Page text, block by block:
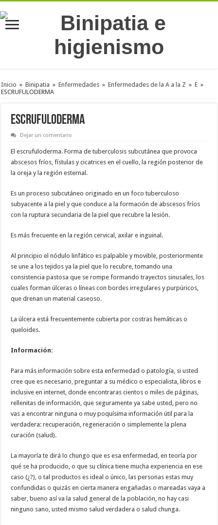
Inicio » Binipatia » Enfermedades » Enfermedades de la A a la Z » E »
ESCRUFULODERMA
ESCRUFULODERMA
Dejar un comentario
El escrufuloderma. Forma de tuberculosis subcutánea que provoca
abscesos fríos, fístulas y cicatrices en el cuello, la región posterior de
la oreja y la región esternal.
Es un proceso subcutáneo originado en un foco tuberculoso
subyacente a la piel y que conduce a la formación de abscesos fríos
con la ruptura secundaria de la piel que recubre la lesión.
Es más frecuente en la región cervical, axilar e inguinal.
Al principio el nódulo linfático es palpable y movible, posteriormente
se une a los tejidos ya la piel que lo recubre, tomando una
consistencia pastosa que se rompe formando trayectos sinusales, los
cuales forman úlceras o líneas con bordes irregulares y purpúricos,
que drenan un material caseoso.
La úlcera está frecuentemente cubierta por costras hemáticas o
queloides.
Información:
Para más información sobre esta enfermedad o patología, si usted
cree que es necesario, preguntar a su médico o especialista, libros e
inclusive en internet, donde encontraras cientos o miles de páginas,
rellenitas de información, que seguramente ya sabe usted, pero no
vas a encontrar ninguna o muy poquísima información útil para la
verdadera: recuperación, regeneración o simplemente la plena
curación (salud).
La mayoría te dirá lo chungo que es esa enfermedad, en teoría por
qué se ha producido, o que su clínica tiene mucha experiencia en ese
caso (¿?), o tal productos es ideal o único, las personas estas muy
confundidas o quizás en cierta manera engañadas o mareadas vaya a
saber, bueno así va la salud general de la población, no hay casi
ninguno sano, usted mismo salud verdadera o salud chunga.